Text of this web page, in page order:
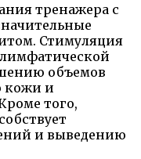
тренажера с
Стимуляция
объемов
кожи и
того,
и выведению